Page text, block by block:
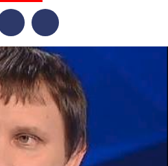
Telegram